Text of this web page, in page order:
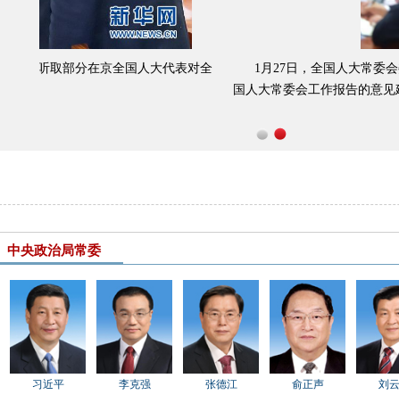
1月27日，全国人大常委会委员长张德江主持召开座谈会，
国人大常委会工作报告的意见建议。 新华社记者 李涛摄
中央政治局常委
习近平 李克强 张德江 俞正声 刘